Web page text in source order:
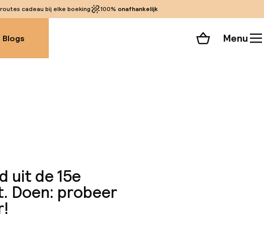
cadeau bij elke boeking 100% onafhankelijk
Blogs Winkelmand
Menu
uit de 15e
Doen: probeer